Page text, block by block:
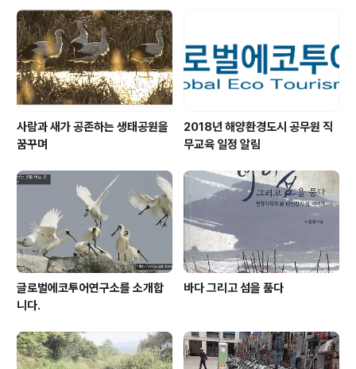
사람과 새가 공존하는 생태공원을
꿈꾸며
2018년 해양환경도시 공무원 직
무교육 일정 알림
글로벌에코투어연구소를 소개합
니다.
바다 그리고 섬을 품다